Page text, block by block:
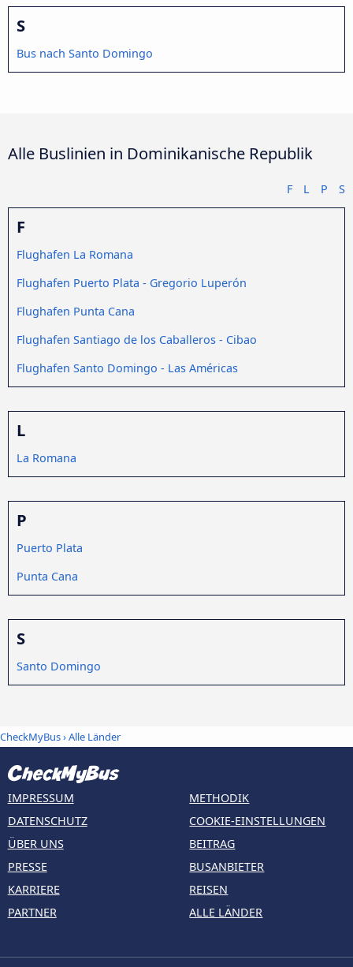
S
Bus nach Santo Domingo
Alle Buslinien in Dominikanische Republik
F L P S
F
Flughafen La Romana
Flughafen Puerto Plata - Gregorio Luperón
Flughafen Punta Cana
Flughafen Santiago de los Caballeros - Cibao
Flughafen Santo Domingo - Las Américas
L
La Romana
P
Puerto Plata
Punta Cana
S
Santo Domingo
CheckMyBus›Alle Länder
IMPRESSUM
DATENSCHUTZ
ÜBER UNS
PRESSE
KARRIERE
PARTNER
METHODIK
COOKIE-EINSTELLUNGEN
BEITRAG
BUSANBIETER
REISEN
ALLE LÄNDER